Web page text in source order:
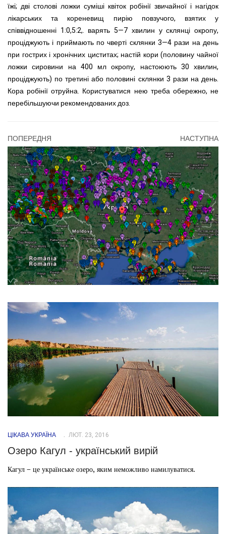
їжі; дві столові ложки суміші квіток робінії звичайної і нагідок
лікарських та кореневищ пирію повзучого, взятих у
співвідношенні 1:0,5:2,. варять 5—7 хвилин у склянці окропу,
проціджують і приймають по чверті склянки 3—4 рази на день
при гострих і хронічних циститах; настій кори (половину чайної
ложки сировини на 400 мл окропу, настоюють 30 хвилин,
проціджують) по третині або половині склянки 3 рази на день.
Кора робінії отруйна. Користуватися нею треба обережно, не
перебільшуючи рекомендованих доз.
ПОПЕРЕДНЯ НАСТУПНА
ЦІКАВА УКРАЇНА ЛЮТ. 23, 2016
Озеро Кагул - український вирій
Кагул – це українське озеро, яким неможливо намилуватися.